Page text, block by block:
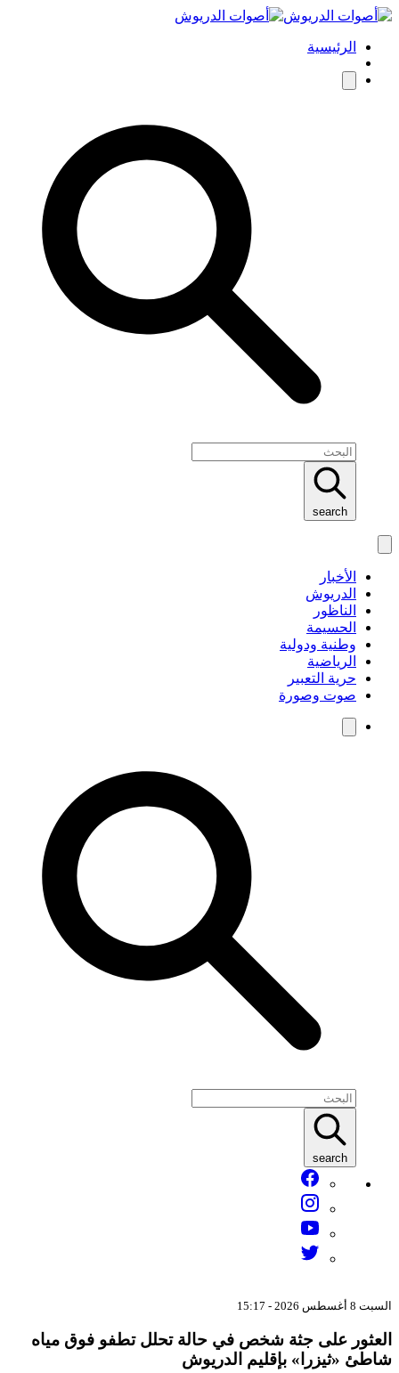
الرئيسية
search
الأخبار
الدريوش
الناظور
الحسيمة
وطنية ودولية
الرياضية
حرية التعبير
صوت وصورة
search
السبت 8 أغسطس 2026 - 15:17
العثور على جثة شخص في حالة تحلل تطفو فوق مياه
شاطئ «ثيزرا» بإقليم الدريوش